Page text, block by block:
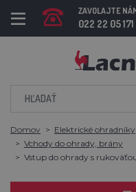
ZAVOLAJTE
022 22 05
Domov Elektrické ohradníky
Vchody do ohrady, brány
Vstup do ohrady s